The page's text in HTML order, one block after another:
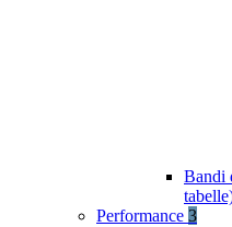
Bandi
Performance 3